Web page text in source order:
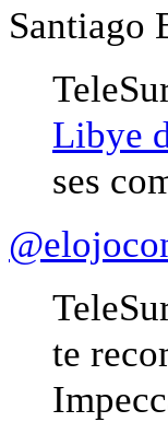
Santiago
Libye
ses
te